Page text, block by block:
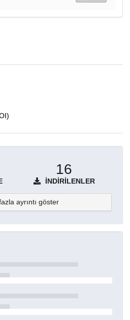
16
İNDIRILENLER
ayrıntı göster